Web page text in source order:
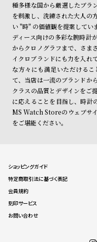
種多様な国から厳選したブラ
を刺激し、洗練された大人の
い "時" の価値観を提案してい
ディース向けの多彩な腕時計
からクロノグラフまで、さま
イクロブランドにも力を入れ
な方々にも満足いただける
て、当店は一流のブランドか
クラスの品質とデザインをご
に応えることを目指し、時計
MS Watch Storeのウェブサ
をご堪能ください。
ショッピングガイド
特定商取引法に基づく表記
会員規約
刻印サービス
お問い合わせ